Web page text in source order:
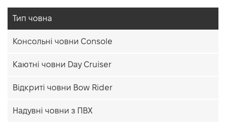
Тип човна
Консольні човни Console
Каютні човни Day Cruiser
Відкриті човни Bow Rider
Надувні човни з ПВХ